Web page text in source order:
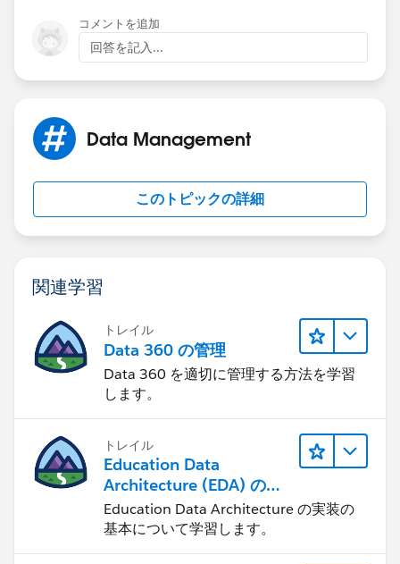
コメントを追加
回答を記入...
Data Management
このトピックの詳細
関連学習
トレイル
Data 360 の管理
Data 360 を適切に管理する方法を学習
します。
トレイル
Education Data
Architecture (EDA) の管
理
Education Data Architecture の実装の
基本について学習します。